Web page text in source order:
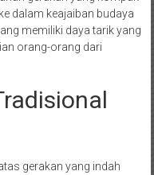
dalam keajaiban budaya
memiliki daya tarik yang
orang-orang dari
gerakan yang indah